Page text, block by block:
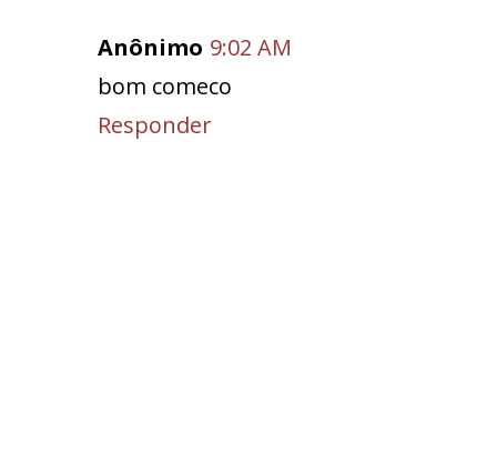
Anônimo 9:02 AM
bom comeco
Responder